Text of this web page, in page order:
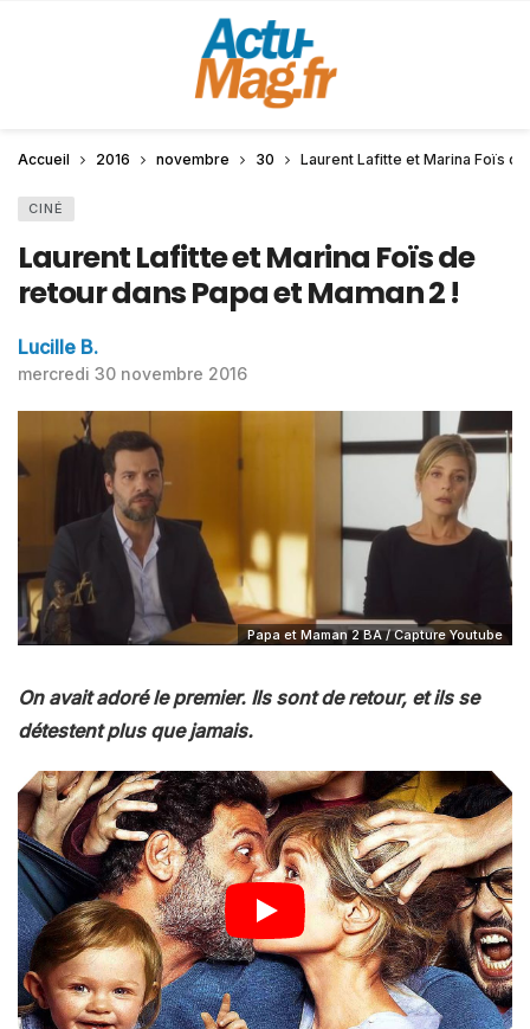
Accueil 2016 novembre 30 Laurent Lafitte et Marina Foïs
CINÉ
Laurent Lafitte et Marina Foïs de
retour dans Papa et Maman 2 !
Lucille B.
mercredi 30 novembre 2016
Papa et Maman 2 BA / Capture Youtube
On avait adoré le premier. Ils sont de retour, et ils se
détestent plus que jamais.